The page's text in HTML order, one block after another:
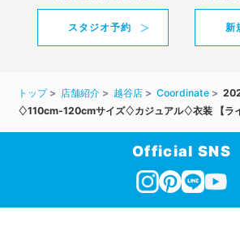
スタジオ予約 新
トップ 店舗紹介 越谷店 Coordinate
♢110cm-120cmサイズ♢カジュアル♢衣装 【ライ
Official SNS